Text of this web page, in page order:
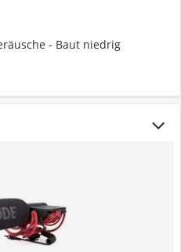
+ Guter Klang + Kaum Nebengeräusche - Baut niedrig